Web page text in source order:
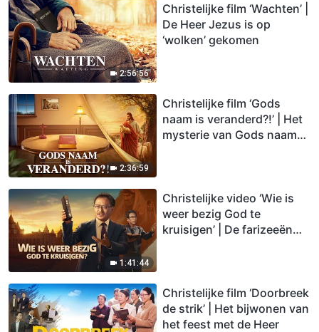
2:56:56
Christelijke film ‘Wachten’ |
De Heer Jezus is op
‘wolken’ gekomen
2:36:59
Christelijke film ‘Gods
naam is veranderd?!’ | Het
mysterie van Gods naam
1:41:44
Christelijke video ‘Wie is
weer bezig God te
kruisigen’ | De farizeeën
Christelijke film ‘Doorbreek
de strik’ | Het bijwonen van
het feest met de Heer